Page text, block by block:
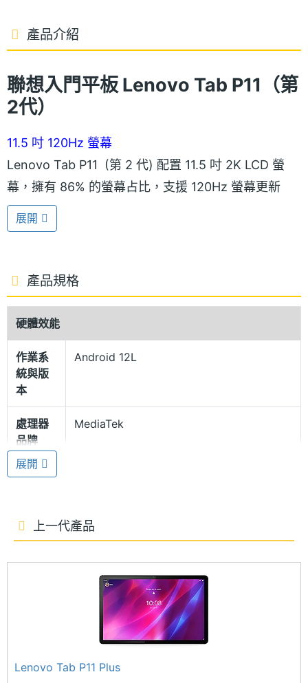
產品介紹
聯想入門平板 Lenovo Tab P11（第
2代）
11.5 吋 120Hz 螢幕
Lenovo Tab P11 (第 2 代) 配置 11.5 吋 2K LCD 螢
幕，擁有 86% 的螢幕占比，支援 120Hz 螢幕更新
率，觀影時可帶來流暢的視覺體驗；具備 97.5% DCI-
P3 色域、400nits 螢幕亮度；並通過 TÜV Rheinland
色與黑白兩種的閱讀模式，增強舒適的閱讀體驗。
輕薄機身設計
Lenovo Tab P11 (第 2 代) 機身採用雙色調飾面和輪
廓設計，提供簡約的「風暴灰」顏色款式，結合輕薄
設計，讓重量與厚度分別僅 520g 和 7.4mm；並擁有
四個揚聲器，支援 Dolby Atmos 環繞音效，打造 360
度環繞音效，提供多層次的聽覺享受；內建 7700mAh
電池，支援 20W 快充，具備 IP52 防塵防水功能。
Lenovo Tab P11 (第 2 代) 運行 Android 12L 作業系
統，搭載聯發科 Helio G99 八核心處理器、4GB RAM
+ 128GB ROM，提供 Wi-Fi 6、藍牙 5.2；內附
Lenovo Precision Pen 2 (2023) 磁吸式觸控筆，支援
4096 級壓感；內建多重視窗功能，最高可一次開啟兩
個視窗同時操作，使用提升工作效率。
化身外接螢幕
展開
產品規格
硬體效能
作業系
統與版
本
Android 12L
處理器
品牌
MediaTek
處理器
處理器
時脈
2.2+2.0 GHz
Mali-G57
RAM記
4 GB
展開
上一代產品
Lenovo Tab P11 Plus